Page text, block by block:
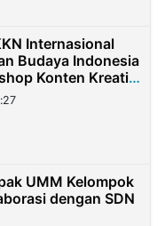
Internasional
Budaya Indonesia
Konten Kreatif
UMM Kelompok
dengan SDN